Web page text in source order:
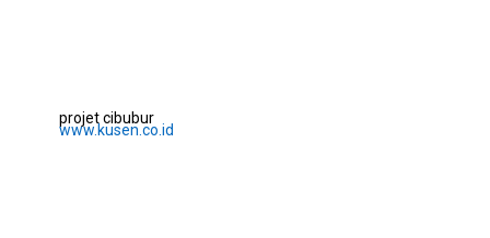
projet cibubur
www.kusen.co.id